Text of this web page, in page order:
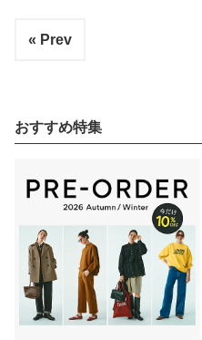
« Prev
おすすめ特集